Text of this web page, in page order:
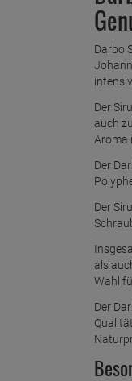
Darbo
Der
auch
Aroma
Der
Der
als
Wahl
Der